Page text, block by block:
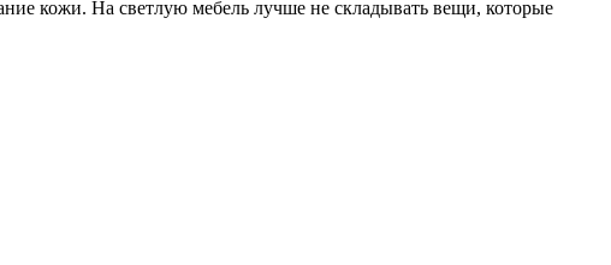
кожи. На светлую мебель лучше не складывать вещи, которые